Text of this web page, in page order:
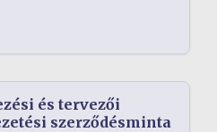
és tervezői
szerződésminta